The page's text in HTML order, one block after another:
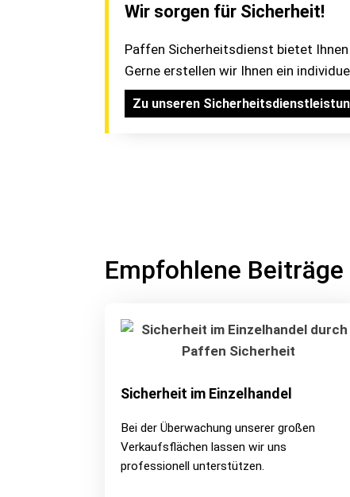
Wir sorgen für Sicherheit!
Paffen Sicherheitsdienst bietet
Gerne erstellen wir Ihnen ein
Zu unseren
Empfohlene Beiträge
Sicherheit im Einzelhandel
Bei der Überwachung unserer großen
Verkaufsflächen lassen wir uns
professionell unterstützen.